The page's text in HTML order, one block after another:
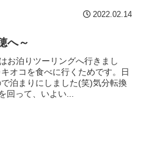
2022.02.14
へ～
お泊りツーリングへ行きまし
オコを食べに行くためです。日
泊まりにしました(笑)気分転換
回って、いよい...